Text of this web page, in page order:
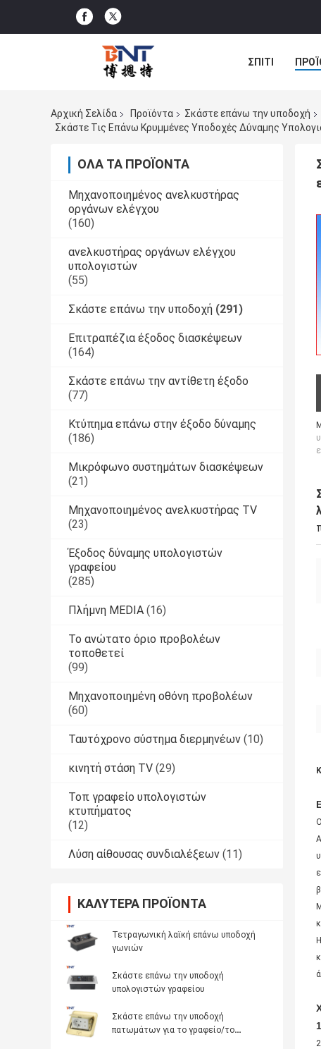
ΣΠΊΤΙ
Αρχική Σελίδα
Προϊόντα
Σκάστε επάνω την υποδοχή
Σκάστε Τις Επάνω Κρυμμένες Υποδοχές Δύναμης
ΌΛΑ ΤΑ ΠΡΟΪΌΝΤΑ
Μηχανοποιημένος ανελκυστήρας
οργάνων ελέγχου
(160)
ανελκυστήρας οργάνων ελέγχου
υπολογιστών
(55)
Σκάστε επάνω την υποδοχή (291)
Επιτραπέζια έξοδος διασκέψεων
(164)
Σκάστε επάνω την αντίθετη έξοδο
(77)
Κτύπημα επάνω στην έξοδο δύναμης
(186)
Μικρόφωνο συστημάτων διασκέψεων
(21)
Μηχανοποιημένος ανελκυστήρας TV
(23)
Έξοδος δύναμης υπολογιστών
γραφείου
(285)
Πλήμνη MEDIA (16)
Το ανώτατο όριο προβολέων
τοποθετεί
(99)
Μηχανοποιημένη οθόνη προβολέων
(60)
Ταυτόχρονο σύστημα διερμηνέων (10)
κινητή στάση TV (29)
Τοπ γραφείο υπολογιστών
κτυπήματος
(12)
Λύση αίθουσας συνδιαλέξεων (11)
ΚΑΛΎΤΕΡΑ ΠΡΟΪΌΝΤΑ
Τετραγωνική λαϊκή επάνω υποδοχή
γωνιών
Σκάστε επάνω την υποδοχή
υπολογιστών γραφείου
Σκάστε επάνω την υποδοχή
πατωμάτων για το γραφείο/το